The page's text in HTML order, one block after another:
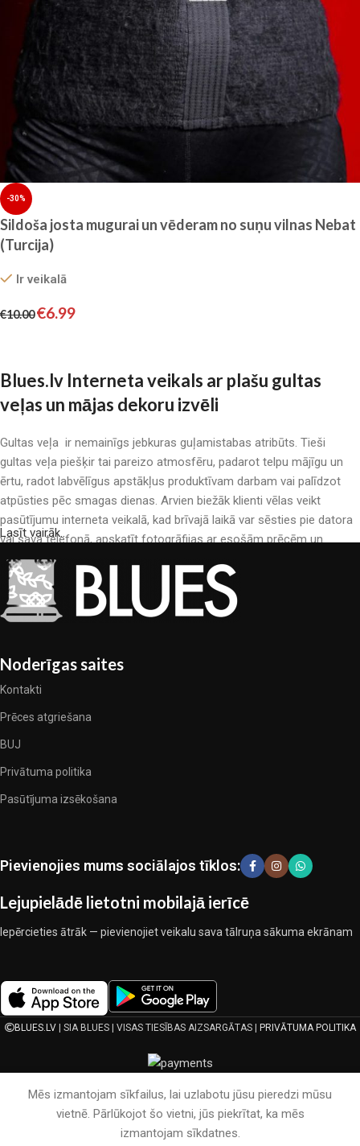
-30%
Sildoša josta mugurai un vēderam no suņu vilnas Nebat
(Turcija)
Ir veikalā
€10.00€6.99
Blues.lv Interneta veikals ar plašu gultas
veļas un mājas dekoru izvēli
Gultas veļa ir nemainīgs jebkuras guļamistabas atribūts. Tieši
gultas veļa piešķir tai pareizo atmosfēru, padarot telpu mājīgu un
ērtu, radot labvēlīgus apstākļus produktīvam darbam vai palīdzot
atpūsties pēc smagas dienas. Arvien biežāk klienti vēlas veikt
pasūtījumu interneta veikalā, kad brīvajā laikā var sēsties pie datora
vai sava telefonā, apskatīt fotogrāfijas ar esošām prēcēm un
mierīgi iegādāties sev tīkamās. Mūsu interneta veikalā ir liels gultas
veļas katalogs: pieejamas gan kokvilnas, gan kokvilna satīna gultas
veļas.
Gultas veļas ražotāji, kā arī citu tekstila preču ražotāji ir pilni ar
pārsteidzošiem piedāvājumiem: nereti sastopamies gan ar
dizainieriskām prēcem, kuras novērtēs īsti skaistuma pazinēji. Mēs
esam izvēlējušies jums labākos modeļus no mūsdienu gultas veļas
ražotājiem, kuriem izdevās ģeniāli apvienot eleganci, kvalitāti un
pārbaudītu uzņēmumu produkti. Kuri daudzu gadu nepārtrauktā
ekspluatācijas īpašības, pievilcīgu izstrādājumu izskatu, ilgu
Lasīt vairāk..
Noderīgas saites
Kontakti
Prēces atgriešana
BUJ
Privātuma politika
Pasūtījuma izsēkošana
Pievienojies mums sociālajos tīklos:
Lejupielādē lietotni mobilajā ierīcē
Iepērcieties ātrāk — pievienojiet veikalu sava tālruņa sākuma ekrānam
BLUES.LV| SIA BLUES | VISAS TIESĪBAS AIZSARGĀTAS | PRIVĀTUMA POLITIKA
Mēs izmantojam sīkfailus, lai uzlabotu jūsu pieredzi mūsu
vietnē. Pārlūkojot šo vietni, jūs piekrītat, ka mēs
izmantojam sīkdatnes.